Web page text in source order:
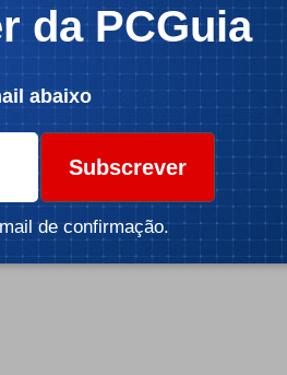
Teste
da PCGuia
abaixo
Subscrever
de confirmação.